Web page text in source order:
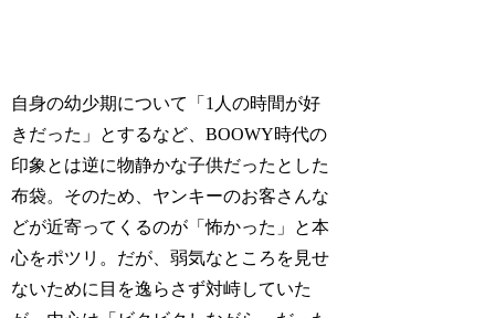
自身の幼少期について「1人の時間が好
きだった」とするなど、BOOWY時代の
印象とは逆に物静かな子供だったとした
布袋。そのため、ヤンキーのお客さんな
どが近寄ってくるのが「怖かった」と本
心をポツリ。だが、弱気なところを見せ
ないために目を逸らさず対峙していた